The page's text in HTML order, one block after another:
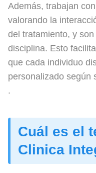
Además, trabajan
valorando la
del tratamiento, y
disciplina. Esto
que cada individuo
personalizado según
.
Cuál es el
Clinica